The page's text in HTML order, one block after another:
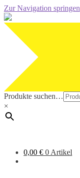
Zur Navigation springen
Produkte suchen…
×
0,00 € 0 Artikel